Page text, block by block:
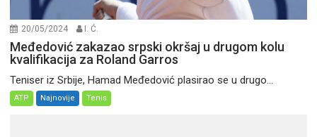
20/05/2024 I. Ć.
Međedović zakazao srpski okršaj u drugom kolu
kvalifikacija za Roland Garros
Teniser iz Srbije, Hamad Međedović plasirao se u drugo...
ATP Najnovije Tenis